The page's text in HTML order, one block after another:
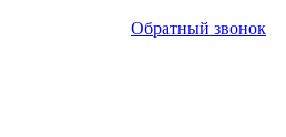
Обратный звонок